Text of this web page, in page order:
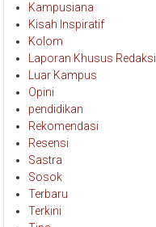
Kampusiana
Kisah Inspiratif
Kolom
Laporan Khusus Redaksi
Luar Kampus
Opini
pendidikan
Rekomendasi
Resensi
Sastra
Sosok
Terbaru
Terkini